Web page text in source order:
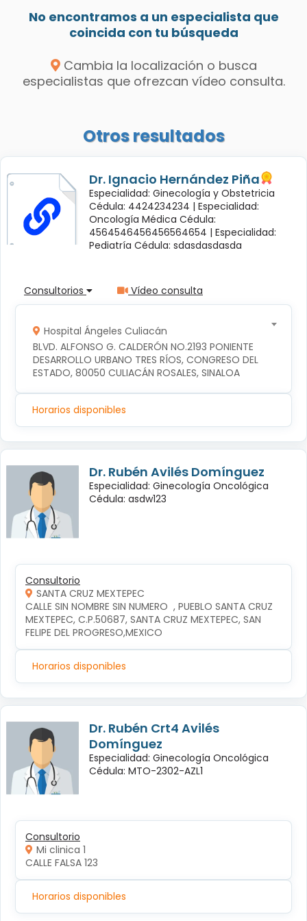
No encontramos a un especialista que
coincida con tu búsqueda
Cambia la localización o busca
especialistas que ofrezcan vídeo consulta.
Otros resultados
Dr. Ignacio Hernández Piña
Especialidad: Ginecología y Obstetricia
Cédula: 4424234234 | Especialidad:
Oncología Médica Cédula:
4564546456456564654 | Especialidad:
Pediatría Cédula: sdasdasdasda
Consultorios Vídeo consulta
Hospital Ángeles Culiacán
BLVD. ALFONSO G. CALDERÓN NO.2193 PONIENTE
DESARROLLO URBANO TRES RÍOS, CONGRESO DEL
ESTADO, 80050 CULIACÁN ROSALES, SINALOA
Horarios disponibles
Dr. Rubén Avilés Domínguez
Especialidad: Ginecología Oncológica
Cédula: asdw123
Consultorio
SANTA CRUZ MEXTEPEC
CALLE SIN NOMBRE SIN NUMERO  , PUEBLO SANTA CRUZ
MEXTEPEC, C.P.50687, SANTA CRUZ MEXTEPEC, SAN
FELIPE DEL PROGRESO,MEXICO
Horarios disponibles
Dr. Rubén Crt4 Avilés
Domínguez
Especialidad: Ginecología Oncológica
Cédula: MTO-2302-AZL1
Consultorio
Mi clinica 1
CALLE FALSA 123
Horarios disponibles